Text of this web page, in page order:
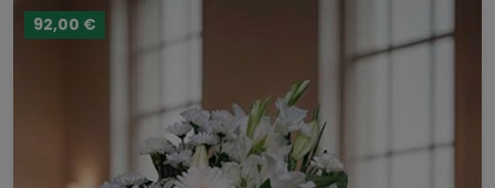
92,00 €